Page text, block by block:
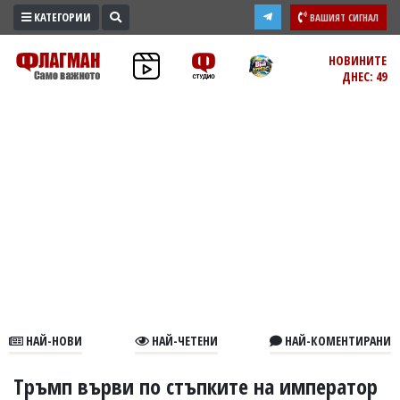
ПРОМО
ЗОНА
В
КАТЕГОРИИ ВАШИЯТ СИГНАЛ
НОВИНИТЕ
ДНЕС: 49
НАЙ-НОВИ НАЙ-ЧЕТЕНИ НАЙ-КОМЕНТИРАНИ
Тръмп върви по стъпките на император